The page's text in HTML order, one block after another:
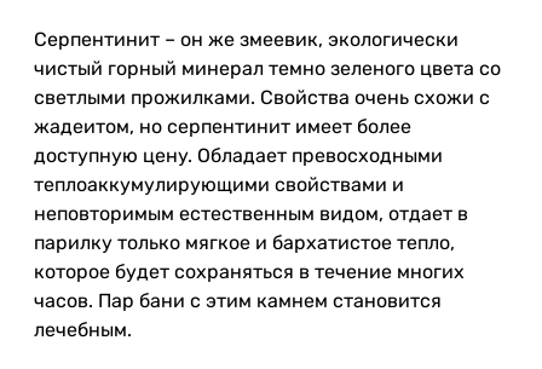
Серпентинит – он же змеевик, экологически
чистый горный минерал темно зеленого цвета со
светлыми прожилками. Свойства очень схожи с
жадеитом, но серпентинит имеет более
доступную цену. Обладает превосходными
теплоаккумулирующими свойствами и
неповторимым естественным видом, отдает в
парилку только мягкое и бархатистое тепло,
которое будет сохраняться в течение многих
часов. Пар бани с этим камнем становится
лечебным.